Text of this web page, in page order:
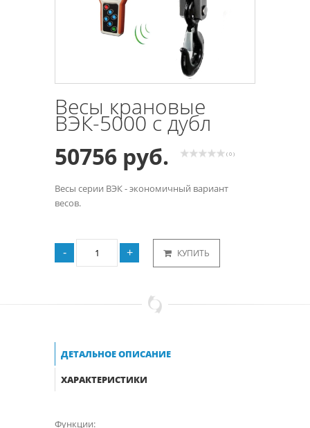
Весы крановые
ВЭК-5000 с дубл
50756 руб. ( 0 )
Весы серии ВЭК - экономичный вариант
весов.
КУПИТЬ
ДЕТАЛЬНОЕ ОПИСАНИЕ
ХАРАКТЕРИСТИКИ
Функции: